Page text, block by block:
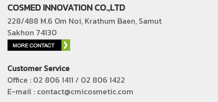
COSMED INNOVATION CO.,LTD
228/488 M.6 Om Noi, Krathum Baen, Samut
Sakhon 74130
Customer Service
Office : 02 806 1411 / 02 806 1422
E-mail : contact@cmicosmetic.com